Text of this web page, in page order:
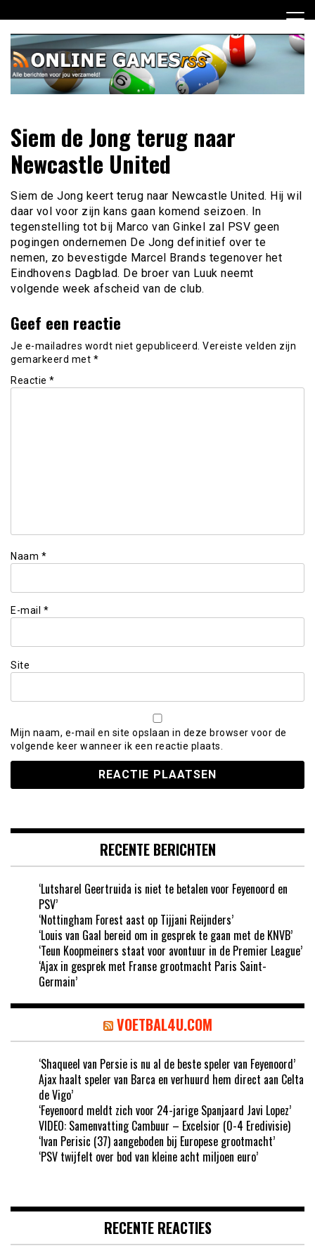
naar
inhoud
Online Games RSS
verzameld
Siem de Jong terug naar
Newcastle United
Siem de Jong keert terug naar Newcastle United. Hij wil
daar vol voor zijn kans gaan komend seizoen. In
tegenstelling tot bij Marco van Ginkel zal PSV geen
pogingen ondernemen De Jong definitief over te
nemen, zo bevestigde Marcel Brands tegenover het
Eindhovens Dagblad. De broer van Luuk neemt
volgende week afscheid van de club.
Geef een reactie
Je e-mailadres wordt niet gepubliceerd. Vereiste velden zijn
gemarkeerd met *
Reactie *
Naam *
E-mail *
Site
Mijn naam, e-mail en site opslaan in deze browser voor de
volgende keer wanneer ik een reactie plaats.
RECENTE BERICHTEN
‘Lutsharel Geertruida is niet te betalen voor Feyenoord en
PSV’
‘Nottingham Forest aast op Tijjani Reijnders’
‘Louis van Gaal bereid om in gesprek te gaan met de KNVB’
‘Teun Koopmeiners staat voor avontuur in de Premier League’
‘Ajax in gesprek met Franse grootmacht Paris Saint-
Germain’
VOETBAL4U.COM
‘Shaqueel van Persie is nu al de beste speler van Feyenoord’
Ajax haalt speler van Barca en verhuurd hem direct aan Celta
de Vigo’
‘Feyenoord meldt zich voor 24-jarige Spanjaard Javi Lopez’
VIDEO: Samenvatting Cambuur – Excelsior (0-4 Eredivisie)
‘Ivan Perisic (37) aangeboden bij Europese grootmacht’
‘PSV twijfelt over bod van kleine acht miljoen euro’
RECENTE REACTIES